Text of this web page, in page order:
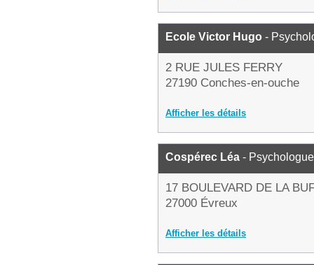
Ecole Victor Hugo -
2 RUE JULES FERRY
27190 Conches-en-ouche
Afficher les détails
Cospérec Léa - Psychologue
17 BOULEVARD DE LA
27000 Évreux
Afficher les détails